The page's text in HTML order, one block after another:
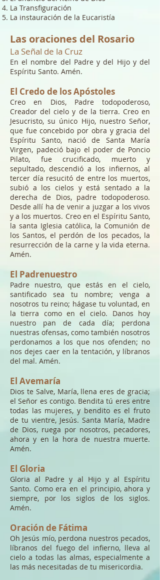
La Transfiguración
La instauración de la Eucaristía
Las oraciones del Rosario
La Señal de la Cruz
En el nombre del Padre y del Hijo y del
Espíritu Santo. Amén.
El Credo de los Apóstoles
Creo en Dios, Padre todopoderoso,
Creador del cielo y de la tierra. Creo en
Jesucristo, su único Hijo, nuestro Señor,
que fue concebido por obra y gracia del
Espíritu Santo, nació de Santa María
Virgen, padeció bajo el poder de Poncio
Pilato, fue crucificado, muerto y
sepultado, descendió a los infiernos, al
tercer día resucitó de entre los muertos,
subió a los cielos y está sentado a la
derecha de Dios, padre todopoderoso.
Desde allí ha de venir a juzgar a los vivos
y a los muertos. Creo en el Espíritu Santo,
la santa Iglesia católica, la Comunión de
los Santos, el perdón de los pecados, la
resurrección de la carne y la vida eterna.
Amén.
El Padrenuestro
Padre nuestro, que estás en el cielo,
santificado sea tu nombre; venga a
nosotros tu reino; hágase tu voluntad, en
la tierra como en el cielo. Danos hoy
nuestro pan de cada día; perdona
nuestras ofensas, como también nosotros
perdonamos a los que nos ofenden; no
nos dejes caer en la tentación, y líbranos
del mal. Amén.
El Avemaría
Dios te Salve, María, llena eres de gracia;
el Señor es contigo. Bendita tú eres entre
todas las mujeres, y bendito es el fruto
de tu vientre, Jesús. Santa María, Madre
de Dios, ruega por nosotros, pecadores,
ahora y en la hora de nuestra muerte.
Amén.
El Gloria
Gloria al Padre y al Hijo y al Espíritu
Santo. Como era en el principio, ahora y
siempre, por los siglos de los siglos.
Amén.
Oración de Fátima
Oh Jesús mío, perdona nuestros pecados,
líbranos del fuego del infierno, lleva al
cielo a todas las almas, especialmente a
las más necesitadas de tu misericordia.